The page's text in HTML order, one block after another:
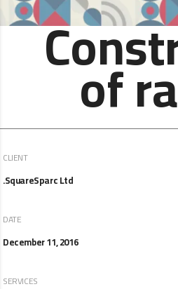
of
CLIENT
SquareSparc Ltd.
DATE
December 11, 2016
SERVICES